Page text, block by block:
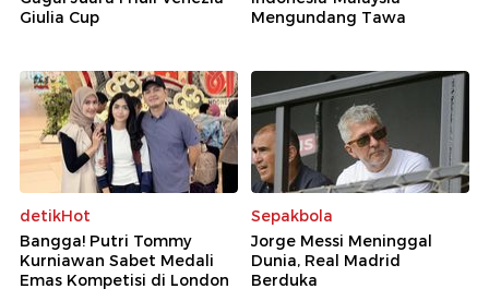
Giulia Cup
Mengundang Tawa
detikHot
Bangga! Putri Tommy
Kurniawan Sabet Medali
Emas Kompetisi di London
Sepakbola
Jorge Messi Meninggal
Dunia, Real Madrid
Berduka